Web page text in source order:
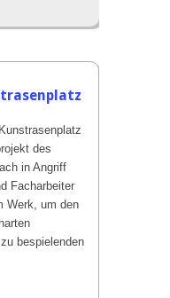
des
in Angriff
Facharbeiter
Werk, um den
bespielenden